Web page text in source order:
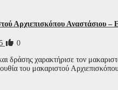
Αρχιεπισκόπου Αναστάσιου
0
δράσης χαρακτήρισε τον
του μακαριστού